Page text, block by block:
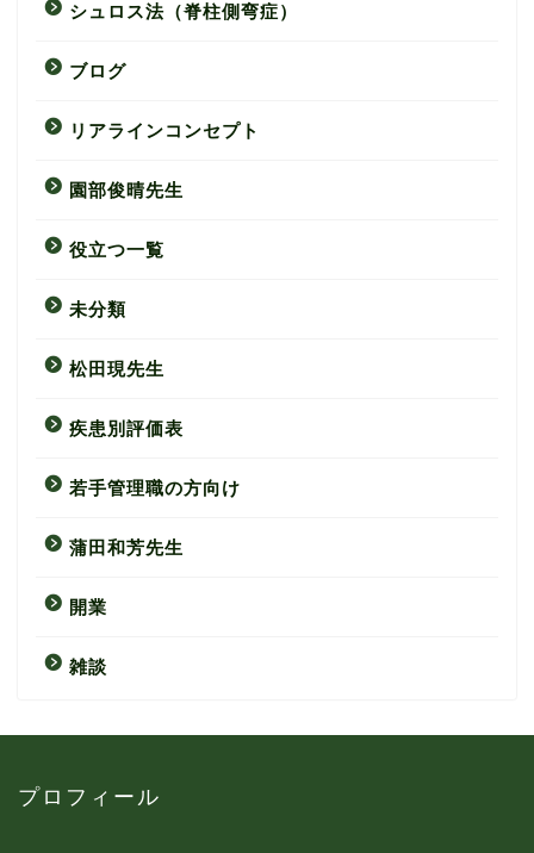
シュロス法（脊柱側弯症）
ブログ
リアラインコンセプト
園部俊晴先生
役立つ一覧
未分類
松田現先生
疾患別評価表
若手管理職の方向け
蒲田和芳先生
開業
雑談
プロフィール